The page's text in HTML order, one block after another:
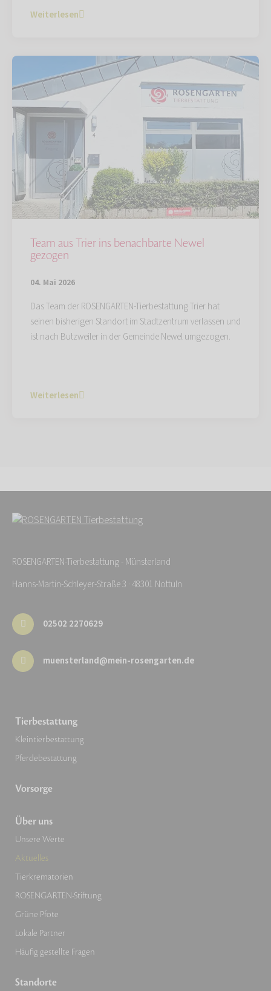
Weiterlesen
Team aus Trier ins benachbarte Newel
gezogen
04. Mai 2026
Das Team der ROSENGARTEN-Tierbestattung Trier hat
seinen bisherigen Standort im Stadtzentrum verlassen und
ist nach Butzweiler in der Gemeinde Newel umgezogen.
Weiterlesen
ROSENGARTEN-Tierbestattung - Münsterland
Hanns-Martin-Schleyer-Straße 3 · 48301 Nottuln
02502 2270629
muensterland@mein-rosengarten.de
Tierbestattung
Kleintierbestattung
Pferdebestattung
Vorsorge
Über uns
Unsere Werte
Aktuelles
Tierkrematorien
ROSENGARTEN-Stiftung
Grüne Pfote
Lokale Partner
Häufig gestellte Fragen
Standorte